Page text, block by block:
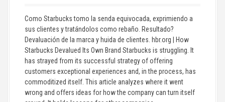
Como Starbucks tomo la senda equivocada, exprimiendo a
sus clientes y tratándolos como rebaño. Resultado?
Devaluación de la marca y huida de clientes. hbr.org | How
Starbucks Devalued Its Own Brand Starbucks is struggling. It
has strayed from its successful strategy of offering
customers exceptional experiences and, in the process, has
commoditized itself. This article analyzes where it went
wrong and offers ideas for how the company can turn itself